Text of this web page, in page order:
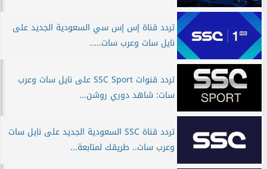
تردد قناة إس إس سي السعودية الجديد على
نايل سات وعرب سات.....
تردد قنوات SSC Sport على نايل سات وعرب
سات: شاهد دوري روشن...
تردد قناة SSC السعودية الجديد على نايل سات
وعرب سات.. طريقك لمتابعة...